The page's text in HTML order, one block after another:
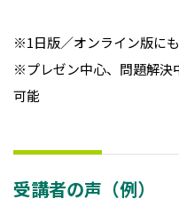
※1日版／オンライン版に
※プレゼン中心、問題解決
可能
受講者の声（例）